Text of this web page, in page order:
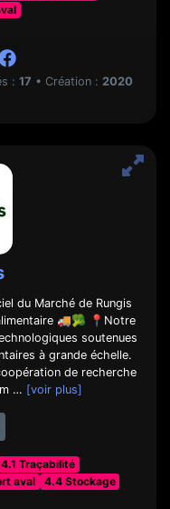
: 17 • Création : 2020
du Marché de Rungis
🚚🥦 📍Notre
soutenues
à grande échelle.
de recherche
… [voir plus]
4.1 Traçabilité
aval 4.4 Stockage